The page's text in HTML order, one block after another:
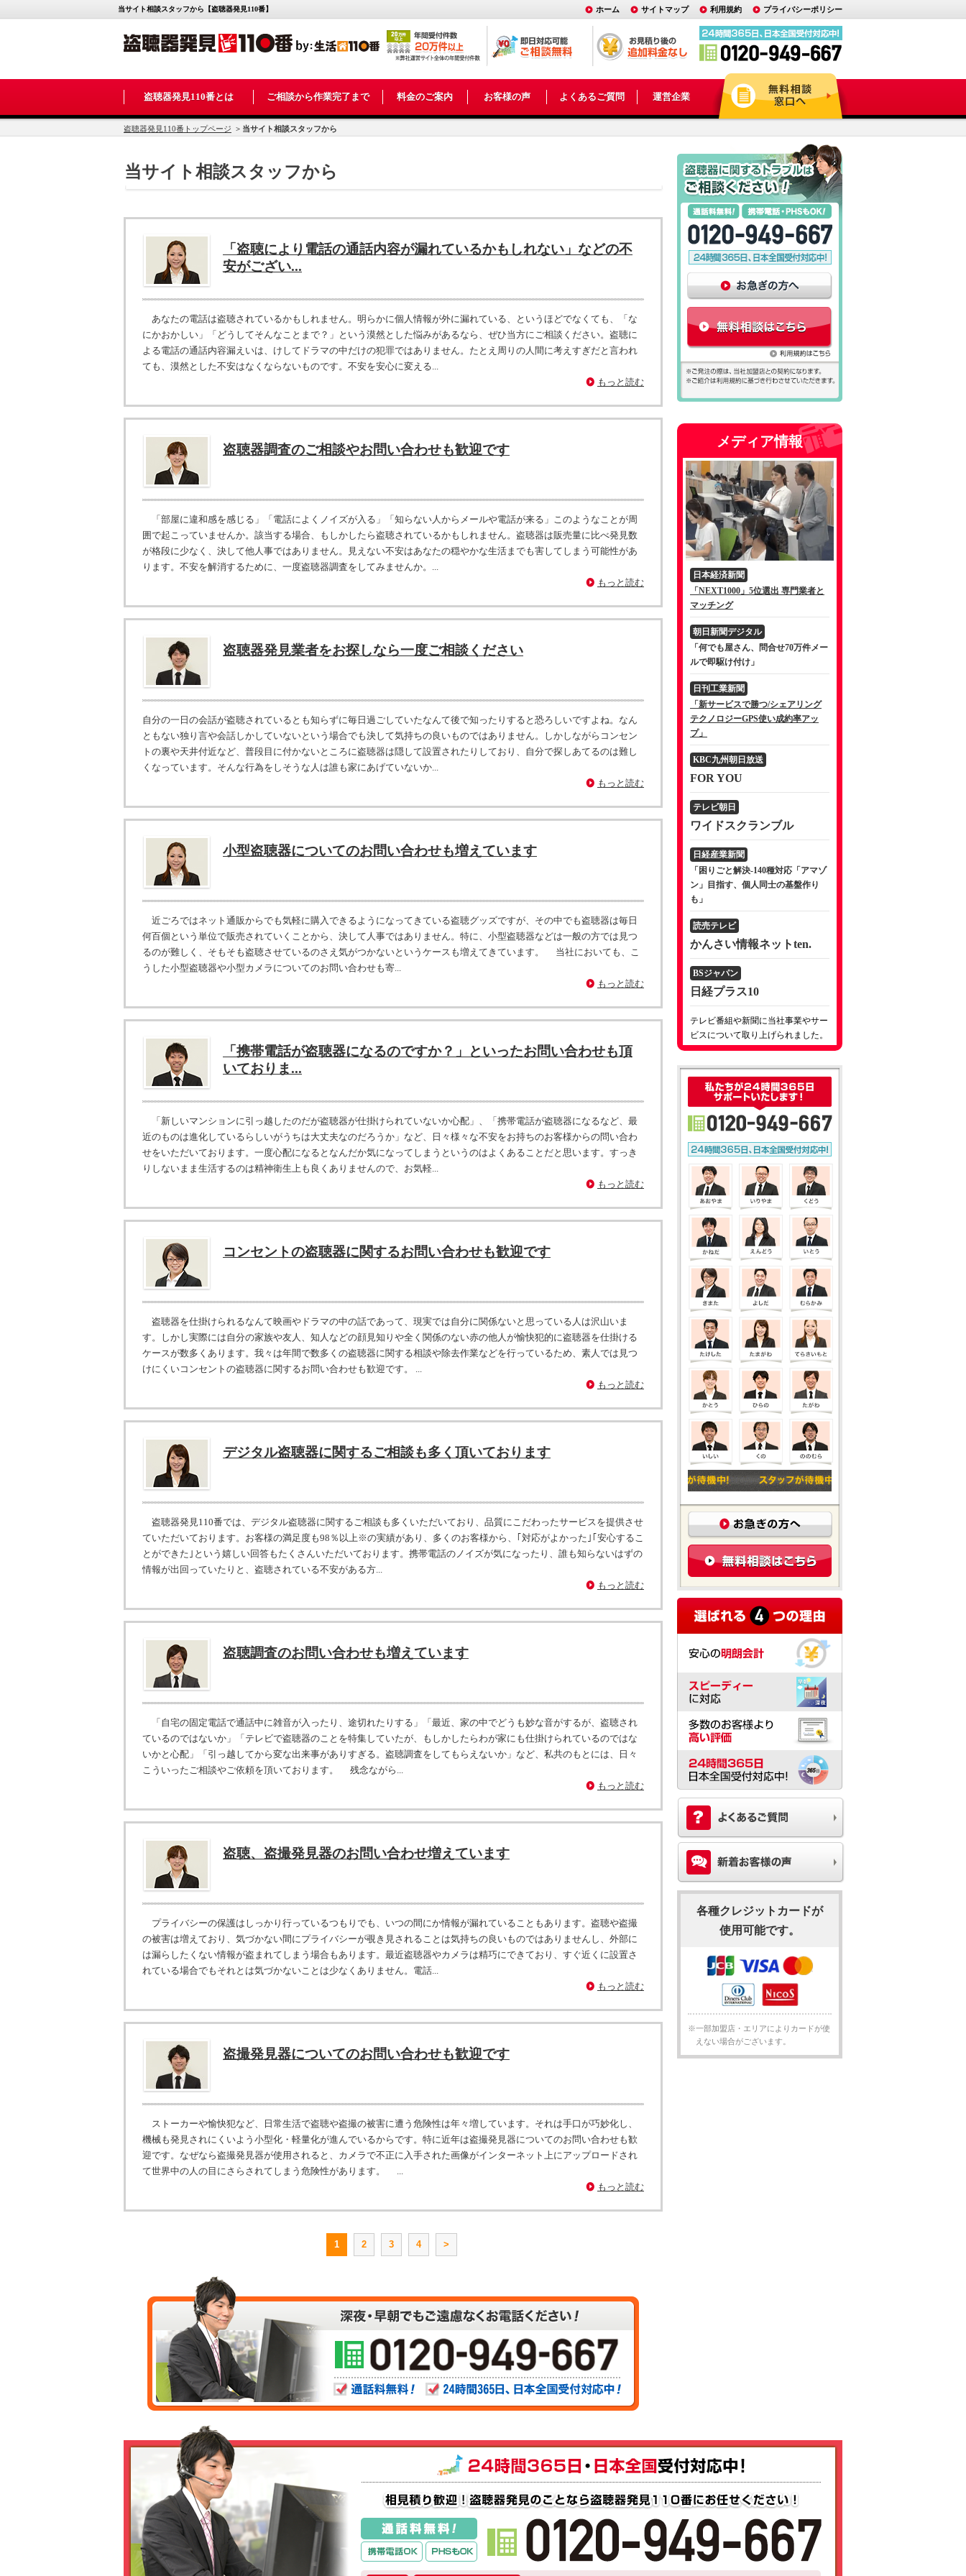
当サイト相談スタッフから【盗聴器発見110番】 プライバシーポリシー
利用規約
サイトマップ
ホーム
盗聴器発見110番とは ご相談から作業完了まで 料金のご案内 お客様の声 よくあるご質問 運営企業
盗聴器発見110番トップページ > 当サイト相談スタッフから
当サイト相談スタッフから
「盗聴により電話の通話内容が漏れているかもしれない」などの不
安がござい...
あなたの電話は盗聴されているかもしれません。明らかに個人情報が外に漏れている、というほどでなくても、「な
にかおかしい」「どうしてそんなことまで？」という漠然とした悩みがあるなら、ぜひ当方にご相談ください。盗聴に
よる電話の通話内容漏えいは、けしてドラマの中だけの犯罪ではありません。たとえ周りの人間に考えすぎだと言われ
ても、漠然とした不安はなくならないものです。不安を安心に変える...
もっと読む
盗聴器調査のご相談やお問い合わせも歓迎です
「部屋に違和感を感じる」「電話によくノイズが入る」「知らない人からメールや電話が来る」このようなことが周
囲で起こっていませんか。該当する場合、もしかしたら盗聴されているかもしれません。盗聴器は販売量に比べ発見数
が格段に少なく、決して他人事ではありません。見えない不安はあなたの穏やかな生活までも害してしまう可能性があ
ります。不安を解消するために、一度盗聴器調査をしてみませんか。...
もっと読む
盗聴器発見業者をお探しなら一度ご相談ください
自分の一日の会話が盗聴されているとも知らずに毎日過ごしていたなんて後で知ったりすると恐ろしいですよね。なん
ともない独り言や会話しかしていないという場合でも決して気持ちの良いものではありません。しかしながらコンセン
トの裏や天井付近など、普段目に付かないところに盗聴器は隠して設置されたりしており、自分で探しあてるのは難し
くなっています。そんな行為をしそうな人は誰も家にあげていないか...
もっと読む
小型盗聴器についてのお問い合わせも増えています
近ごろではネット通販からでも気軽に購入できるようになってきている盗聴グッズですが、その中でも盗聴器は毎日
何百個という単位で販売されていくことから、決して人事ではありません。特に、小型盗聴器などは一般の方では見つ
るのが難しく、そもそも盗聴させているのさえ気がつかないというケースも増えてきています。 当社においても、こ
うした小型盗聴器や小型カメラについてのお問い合わせも寄...
もっと読む
「携帯電話が盗聴器になるのですか？」といったお問い合わせも頂
いておりま...
「新しいマンションに引っ越したのだが盗聴器が仕掛けられていないか心配」、「携帯電話が盗聴器になるなど、最
近のものは進化しているらしいがうちは大丈夫なのだろうか」など、日々様々な不安をお持ちのお客様からの問い合わ
せをいただいております。一度心配になるとなんだか気になってしまうというのはよくあることだと思います。すっき
りしないまま生活するのは精神衛生上も良くありませんので、お気軽...
もっと読む
コンセントの盗聴器に関するお問い合わせも歓迎です
盗聴器を仕掛けられるなんて映画やドラマの中の話であって、現実では自分に関係ないと思っている人は沢山いま
す。しかし実際には自分の家族や友人、知人などの顔見知りや全く関係のない赤の他人が愉快犯的に盗聴器を仕掛ける
ケースが数多くあります。我々は年間で数多くの盗聴器に関する相談や除去作業などを行っているため、素人では見つ
けにくいコンセントの盗聴器に関するお問い合わせも歓迎です。 ...
もっと読む
デジタル盗聴器に関するご相談も多く頂いております
盗聴器発見110番では、デジタル盗聴器に関するご相談も多くいただいており、品質にこだわったサービスを提供させ
ていただいております。お客様の満足度も98％以上※の実績があり、多くのお客様から、｢対応がよかった｣｢安心するこ
とができた｣という嬉しい回答もたくさんいただいております。携帯電話のノイズが気になったり、誰も知らないはずの
情報が出回っていたりと、盗聴されている不安がある方...
もっと読む
盗聴調査のお問い合わせも増えています
「自宅の固定電話で通話中に雑音が入ったり、途切れたりする」「最近、家の中でどうも妙な音がするが、盗聴され
ているのではないか」「テレビで盗聴器のことを特集していたが、もしかしたらわが家にも仕掛けられているのではな
いかと心配」「引っ越してから変な出来事がありすぎる。盗聴調査をしてもらえないか」など、私共のもとには、日々
こういったご相談やご依頼を頂いております。 残念ながら...
もっと読む
盗聴、盗撮発見器のお問い合わせ増えています
プライバシーの保護はしっかり行っているつもりでも、いつの間にか情報が漏れていることもあります。盗聴や盗撮
の被害は増えており、気づかない間にプライバシーが覗き見されることは気持ちの良いものではありませんし、外部に
は漏らしたくない情報が盗まれてしまう場合もあります。最近盗聴器やカメラは精巧にできており、すぐ近くに設置さ
れている場合でもそれとは気づかないことは少なくありません。電話...
もっと読む
盗撮発見器についてのお問い合わせも歓迎です
ストーカーや愉快犯など、日常生活で盗聴や盗撮の被害に遭う危険性は年々増しています。それは手口が巧妙化し、
機械も発見されにくいよう小型化・軽量化が進んでいるからです。特に近年は盗撮発見器についてのお問い合わせも歓
迎です。なぜなら盗撮発見器が使用されると、カメラで不正に入手された画像がインターネット上にアップロードされ
て世界中の人の目にさらされてしまう危険性があります。 ...
もっと読む
1 2 3 4 >
メディア情報
日本経済新聞
「NEXT1000」5位選出 専門業者と
マッチング
朝日新聞デジタル
「何でも屋さん、問合せ70万件メー
ルで即駆け付け」
日刊工業新聞
「新サービスで勝つ/シェアリング
テクノロジーGPS使い成約率アッ
プ」
KBC九州朝日放送
FOR YOU
テレビ朝日
ワイドスクランブル
日経産業新聞
「困りごと解決-140種対応「アマゾ
ン」目指す、個人同士の基盤作り
も」
読売テレビ
かんさい情報ネットten.
BSジャパン
日経プラス10
テレビ番組や新聞に当社事業やサー
ビスについて取り上げられました。
各種クレジットカードが
使用可能です。
※一部加盟店・エリアによりカードが使
えない場合がございます。